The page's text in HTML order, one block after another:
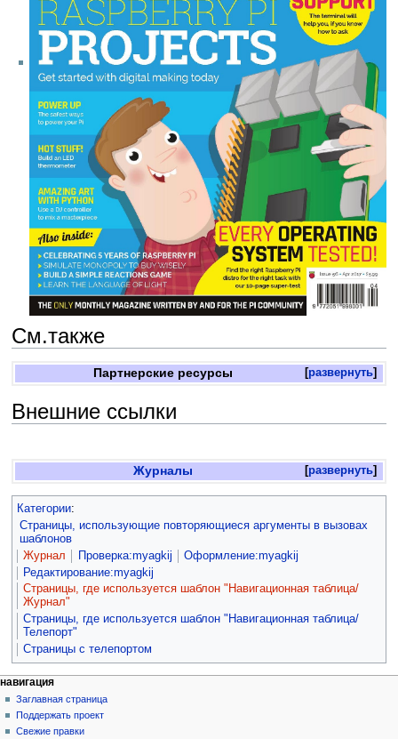
См.также
развернуть
Партнерские ресурсы
Внешние ссылки
развернуть
Журналы
Категории:
Страницы, использующие повторяющиеся аргументы в вызовах
шаблонов
Журнал
Проверка:myagkij
Оформление:myagkij
Редактирование:myagkij
Страницы, где используется шаблон "Навигационная таблица/
Журнал"
Страницы, где используется шаблон "Навигационная таблица/
Телепорт"
Страницы с телепортом
навигация
Заглавная страница
Поддержать проект
Свежие правки